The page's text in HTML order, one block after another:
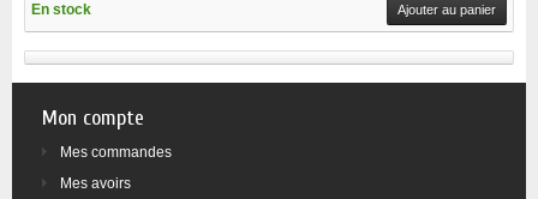
En stock Ajouter au panier
Mon compte
Mes commandes
Mes avoirs